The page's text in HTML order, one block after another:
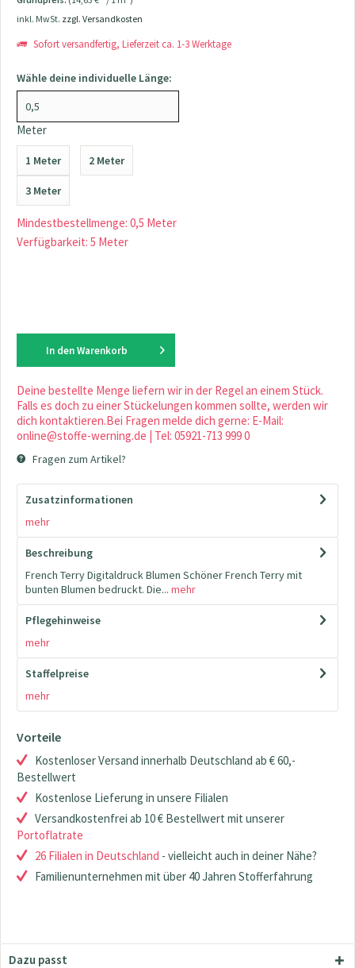
inkl. MwSt. zzgl. Versandkosten
Sofort versandfertig, Lieferzeit ca. 1-3 Werktage
Wähle deine individuelle Länge:
Meter
1 Meter 2 Meter
3 Meter
Mindestbestellmenge: 0,5 Meter
Verfügbarkeit: 5 Meter
In den Warenkorb
Deine bestellte Menge liefern wir in der Regel an einem Stück.
Falls es doch zu einer Stückelungen kommen sollte, werden wir
dich kontaktieren.Bei Fragen melde dich gerne: E-Mail:
online@stoffe-werning.de | Tel: 05921-713 999 0
Fragen zum Artikel?
Zusatzinformationen
mehr
Beschreibung
French Terry Digitaldruck Blumen Schöner French Terry mit
bunten Blumen bedruckt. Die... mehr
Pflegehinweise
mehr
Staffelpreise
mehr
Vorteile
Kostenloser Versand innerhalb Deutschland ab € 60,-
Bestellwert
Kostenlose Lieferung in unsere Filialen
Versandkostenfrei ab 10 € Bestellwert mit unserer
Portoflatrate
26 Filialen in Deutschland - vielleicht auch in deiner Nähe?
Familienunternehmen mit über 40 Jahren Stofferfahrung
Dazu passt